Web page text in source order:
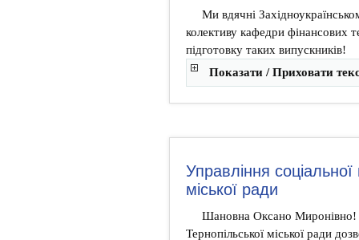
Ми вдячні
колективу кафедри фінансових
підготовку таких випускників!
Показати / Приховати
Управління соціальної
міської ради
Шановна Оксано Миронівно!
Тернопільської міської ради